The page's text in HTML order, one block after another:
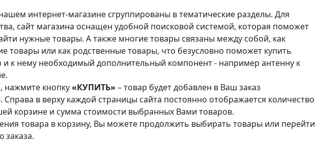
интернет-магазине сгруппированы в тематические разделы. Для
сайт магазина оснащен удобной поисковой системой, которая поможет
нужные товары. А также многие товары связаны между собой, как
товары или как родственные товары, что безусловно поможет купить
и к нему необходимый дополнительный компонент - например антенну к
нажмите кнопку«КУПИТЬ» – товар будет добавлен в Ваш заказ
Справа в верху каждой страницы сайта постоянно отображается количество
корзине и сумма стоимости выбранных Вами товаров.
товара в корзину, Вы можете продолжить выбирать товары или перейти